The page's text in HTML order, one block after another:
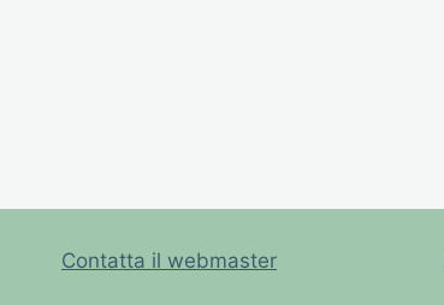
Contatta il webmaster